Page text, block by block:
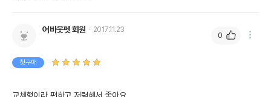
어바웃펫 회원 2017.11.23
첫구매
0